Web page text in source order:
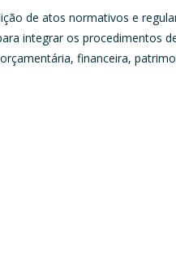
de atos normativos e
integrar os procedimentos
financeira,